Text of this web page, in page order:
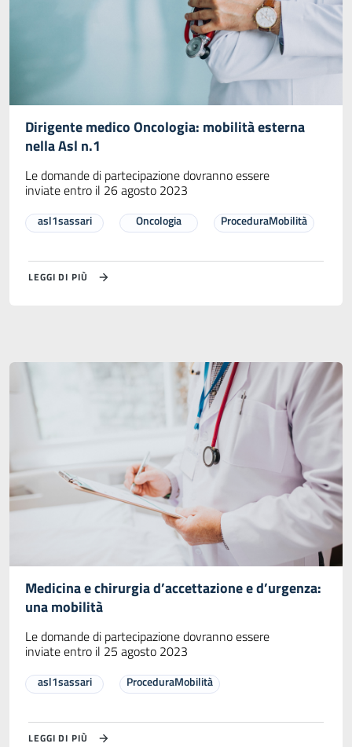
Dirigente medico Oncologia: mobilità esterna
nella Asl n.1
Le domande di partecipazione dovranno essere
inviate entro il 26 agosto 2023
asl1sassari Oncologia ProceduraMobilità
LEGGI DI PIÙ
Medicina e chirurgia d’accettazione e d’urgenza:
una mobilità
Le domande di partecipazione dovranno essere
inviate entro il 25 agosto 2023
asl1sassari ProceduraMobilità
LEGGI DI PIÙ